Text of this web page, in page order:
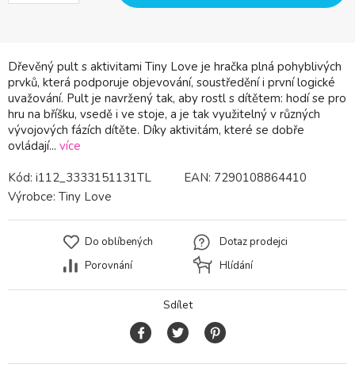
Dřevěný pult s aktivitami Tiny Love je hračka plná pohyblivých
prvků, která podporuje objevování, soustředění i první logické
uvažování. Pult je navržený tak, aby rostl s dítětem: hodí se pro
hru na bříšku, vsedě i ve stoje, a je tak využitelný v různých
vývojových fázích dítěte. Díky aktivitám, které se dobře
ovládají... více
Kód: i112_3333151131TL EAN: 7290108864410
Výrobce: Tiny Love
Do oblíbených
Porovnání
Dotaz prodejci
Hlídání
Sdílet